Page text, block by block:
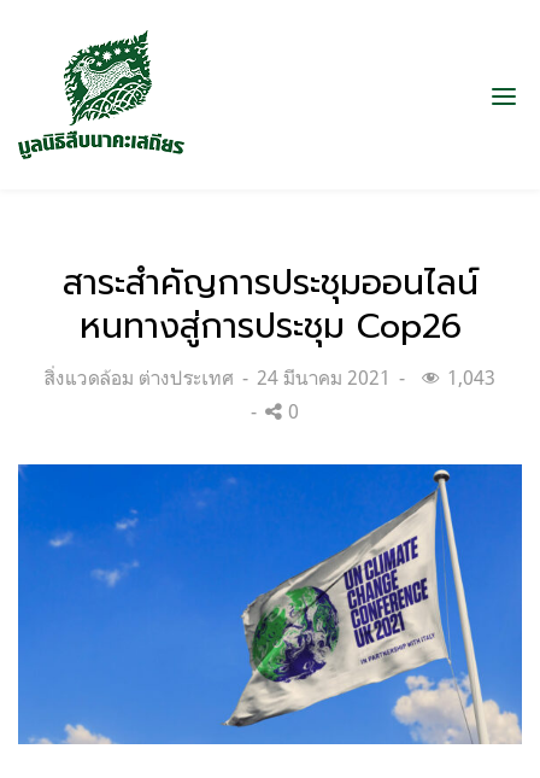
สาระสำคัญการประชุมออนไลน์
หนทางสู่การประชุม Cop26
Categories:
สิ่งแวดล้อม ต่างประเทศ
Posted
on
24 มีนาคม 2021
1,043
0